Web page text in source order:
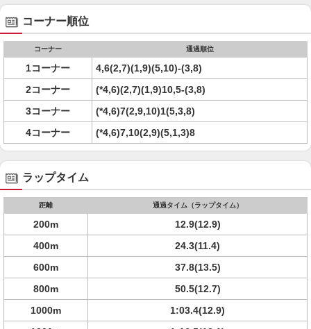
コーナー順位
コーナー 通過順位
1コーナー
4,6(2,7)(1,9)(5,10)-(3,8)
2コーナー
(*4,6)(2,7)(1,9)10,5-(3,8)
3コーナー
(*4,6)7(2,9,10)1(5,3,8)
4コーナー
(*4,6)7,10(2,9)(5,1,3)8
ラップタイム
距離 通過タイム（ラップタイム）
200m
12.9(12.9)
400m
24.3(11.4)
600m
37.8(13.5)
800m
50.5(12.7)
1000m
1:03.4(12.9)